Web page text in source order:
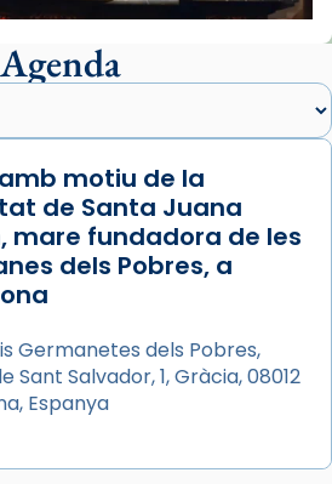
de juliol, ha tingut lloc la
gràcies en agraïment al
de la visita apostòlica
XIV a Barcelona, i als
la Catedral de Barcelona.
el cardenal Joan
la missa i l’ha
auxiliar de Barcelona,
Agenda
motiu de la
de Santa Juana
mare fundadora de les
dels Pobres, a
Germanetes dels Pobres,
Sant Salvador, 1, Gràcia, 08012
Espanya